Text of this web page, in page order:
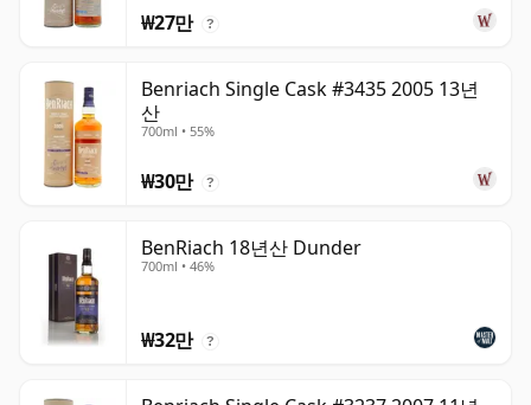
₩27만 ?
Benriach Single Cask #3435 2005 13년
산
700ml • 55%
₩30만 ?
BenRiach 18년산 Dunder
700ml • 46%
₩32만 ?